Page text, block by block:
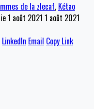
de la zlecaf, Kétao
1 août 2021 1 août 2021
LinkedIn Email Copy Link